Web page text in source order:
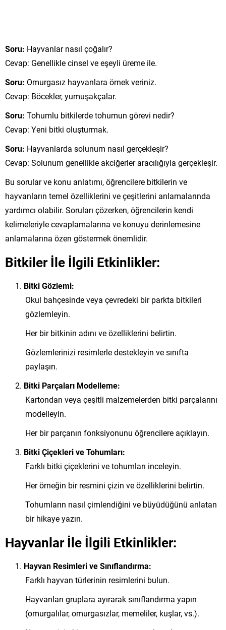
Soru: Hayvanlar nasıl çoğalır?
Cevap: Genellikle cinsel ve eşeyli üreme ile.
Soru: Omurgasız hayvanlara örnek veriniz.
Cevap: Böcekler, yumuşakçalar.
Soru: Tohumlu bitkilerde tohumun görevi nedir?
Cevap: Yeni bitki oluşturmak.
Soru: Hayvanlarda solunum nasıl gerçekleşir?
Cevap: Solunum genellikle akciğerler aracılığıyla gerçekleşir.
Bu sorular ve konu anlatımı, öğrencilere bitkilerin ve
hayvanların temel özelliklerini ve çeşitlerini anlamalarında
yardımcı olabilir. Soruları çözerken, öğrencilerin kendi
kelimeleriyle cevaplamalarına ve konuyu derinlemesine
anlamalarına özen göstermek önemlidir.
Bitkiler İle İlgili Etkinlikler:
Bitki Gözlemi:
Okul bahçesinde veya çevredeki bir parkta bitkileri
gözlemleyin.
Her bir bitkinin adını ve özelliklerini belirtin.
Gözlemlerinizi resimlerle destekleyin ve sınıfta
paylaşın.
Bitki Parçaları Modelleme:
Kartondan veya çeşitli malzemelerden bitki parçalarını
modelleyin.
Her bir parçanın fonksiyonunu öğrencilere açıklayın.
Bitki Çiçekleri ve Tohumları:
Farklı bitki çiçeklerini ve tohumları inceleyin.
Her örneğin bir resmini çizin ve özelliklerini belirtin.
Tohumların nasıl çimlendiğini ve büyüdüğünü anlatan
bir hikaye yazın.
Hayvanlar İle İlgili Etkinlikler:
Hayvan Resimleri ve Sınıflandırma:
Farklı hayvan türlerinin resimlerini bulun.
Hayvanları gruplara ayırarak sınıflandırma yapın
(omurgalılar, omurgasızlar, memeliler, kuşlar, vs.).